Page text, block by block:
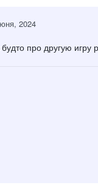
2024
про другую игру